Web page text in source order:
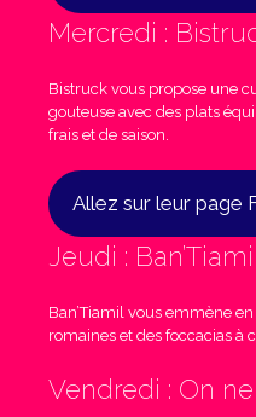
Mercredi :
Bistruck vous propose une
gouteuse avec des plats
frais et de saison.
Allez sur leur page
Jeudi : Ban’Tiamil
Ban’Tiamil vous emmène
romaines et des foccacias à
Vendredi : On